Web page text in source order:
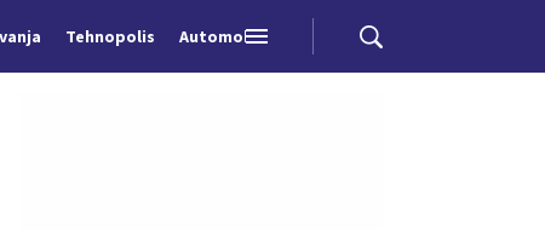
Tehnopolis Automobili